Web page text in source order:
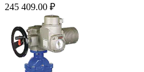
245 409.00 ₽